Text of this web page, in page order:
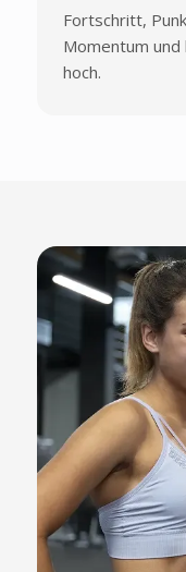
Fortschritt,
Momentum
hoch.